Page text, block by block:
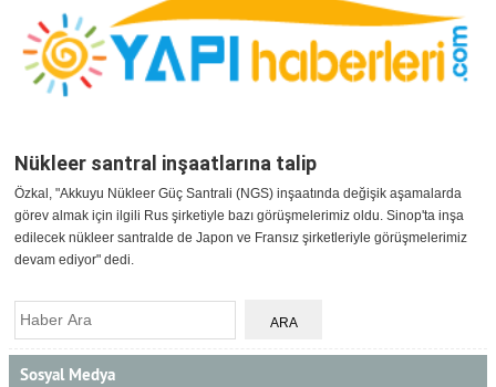
Nükleer santral inşaatlarına talip
Özkal, "Akkuyu Nükleer Güç Santrali (NGS) inşaatında değişik aşamalarda
görev almak için ilgili Rus şirketiyle bazı görüşmelerimiz oldu. Sinop'ta inşa
edilecek nükleer santralde de Japon ve Fransız şirketleriyle görüşmelerimiz
devam ediyor" dedi.
Sosyal Medya